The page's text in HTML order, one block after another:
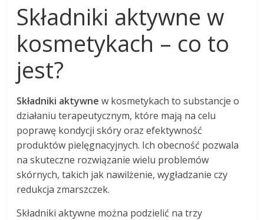
Składniki aktywne w
kosmetykach – co to
jest?
Składniki aktywne w kosmetykach to substancje o
działaniu terapeutycznym, które mają na celu
poprawę kondycji skóry oraz efektywność
produktów pielęgnacyjnych. Ich obecność pozwala
na skuteczne rozwiązanie wielu problemów
skórnych, takich jak nawilżenie, wygładzanie czy
redukcja zmarszczek.
Składniki aktywne można podzielić na trzy